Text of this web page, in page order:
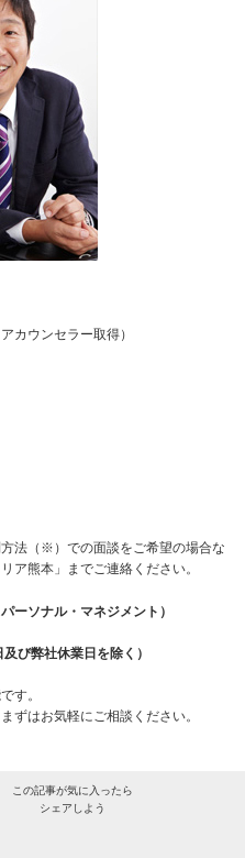
カウンセラー取得）
法（※）での面談をご希望の場合な
ア熊本」までご連絡ください。
ーソナル・マネジメント）
び弊社休業日を除く）
す。
ずはお気軽にご相談ください。
この記事が気に入ったら
シェアしよう